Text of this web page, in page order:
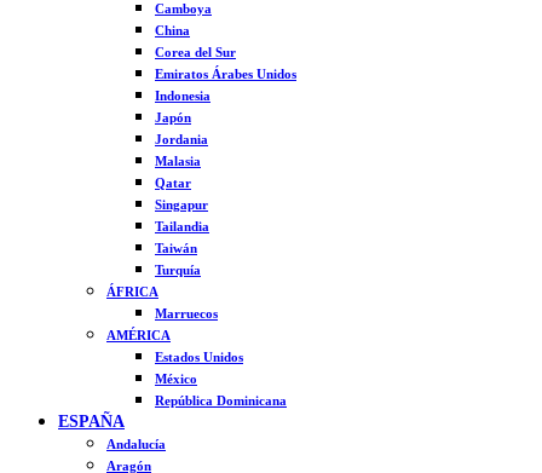
Camboya
China
Corea del Sur
Emiratos Árabes Unidos
Indonesia
Japón
Jordania
Malasia
Qatar
Singapur
Tailandia
Taiwán
Turquía
ÁFRICA
Marruecos
AMÉRICA
Estados Unidos
México
República Dominicana
ESPAÑA
Andalucía
Aragón